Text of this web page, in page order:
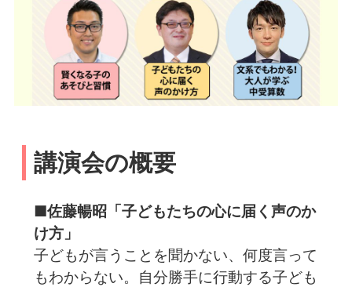
講演会の概要
■佐藤暢昭「子どもたちの心に届く声のか
け方」
子どもが言うことを聞かない、何度言って
もわからない。自分勝手に行動する子ども